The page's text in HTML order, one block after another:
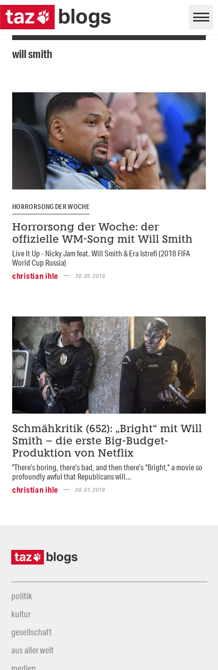
will smith
HORRORSONG DER WOCHE
Horrorsong der Woche: der
offizielle WM-Song mit Will Smith
Live It Up - Nicky Jam feat. Will Smith & Era Istrefi (2018 FIFA
World Cup Russia)
christian ihle
30.05.2018
Schmähkritik (652): „Bright“ mit Will
Smith – die erste Big-Budget-
Produktion von Netflix
"There’s boring, there’s bad, and then there’s “Bright,” a movie so
profoundly awful that Republicans will...
christian ihle
08.01.2018
politik
kultur
gesellschaft
aus aller welt